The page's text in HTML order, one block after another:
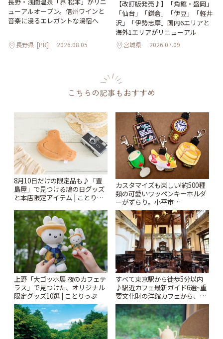
長野・浅間温泉「界 松本」がリニ
ューアルオープン。信州ワインと
音楽に浸るエレガントな湯宿へ
長野県 [PR] 2026.08.05
【改訂版発売♪】「角館・盛岡」
「仙台」「鎌倉」「伊豆」「軽井
沢」「伊勢志摩」国内6エリアと
海外1エリアがリニューアル
宮城県 2026.07.09
こちらの記事もおすすめ
8月10日だけの限定品も♪「豊
島屋」で見つける鳩の日グッズ
と本店限定アイテム | ことりっ
カスタマイズも楽しい!約500種
類の可愛いワッペンキーホルダ
ーがずらり。小平市
「Kimamaya T&K」 | ことりっ
ぷ
上野「大ゴッホ展 夜のカフェテ
ラス」で見つけた、オリジナル
限定グッズ10選 | ことりっぷ
すべて東京駅から徒歩5分以内
♪駅近カフェ最新ガイド6選~重
要文化財の洋館カフェから、改
札すぐのレトロ喫茶まで~ | こと
りっぷ